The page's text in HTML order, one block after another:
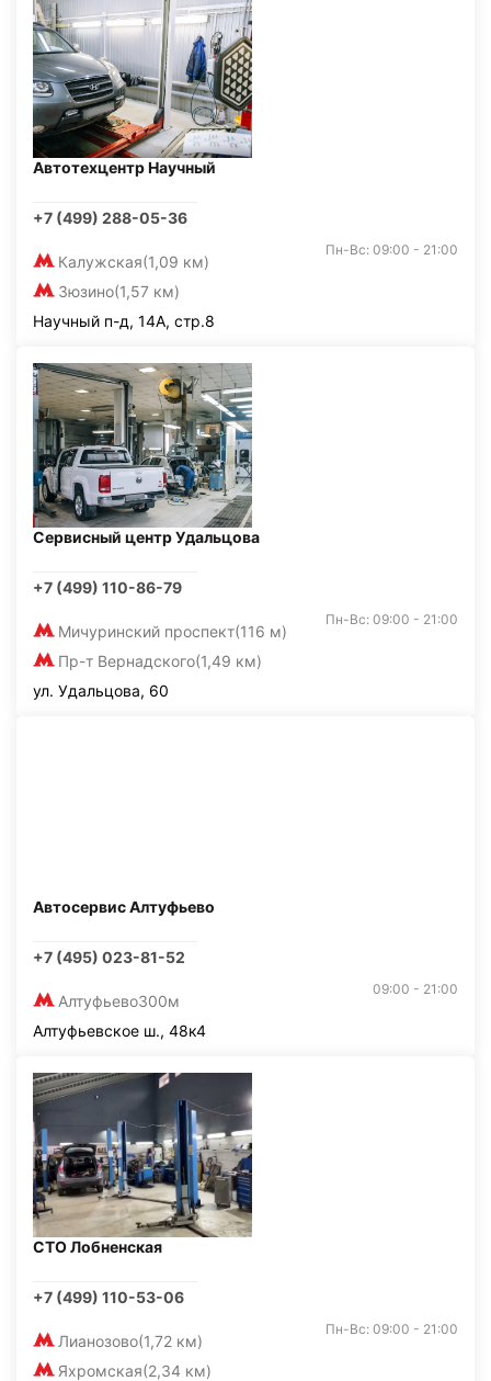
Автотехцентр Научный
+7 (499) 288-05-36
Калужская(1,09 км)
Зюзино(1,57 км)
Пн-Вс: 09:00 - 21:00
Научный п-д, 14А, стр.8
Сервисный центр Удальцова
+7 (499) 110-86-79
Мичуринский проспект(116 м)
Пр-т Вернадского(1,49 км)
Пн-Вс: 09:00 - 21:00
ул. Удальцова, 60
Автосервис Алтуфьево
+7 (495) 023-81-52
Алтуфьево300м
09:00 - 21:00
Алтуфьевское ш., 48к4
СТО Лобненская
+7 (499) 110-53-06
Лианозово(1,72 км)
Яхромская(2,34 км)
Пн-Вс: 09:00 - 21:00